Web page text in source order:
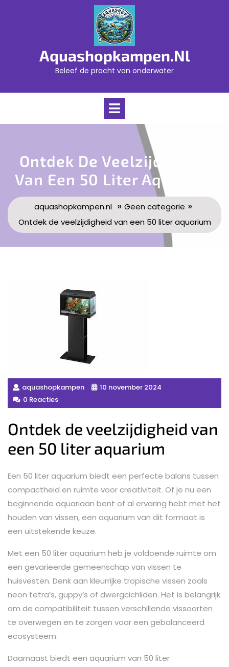
Aquashopkampen.nl
Beleef de pracht van onderwater
Open
Ontdek De Veelzijdigheid
Van Een 50 Liter Aquarium
aquashopkampen.nl » Geen categorie »
Ontdek de veelzijdigheid van een 50 liter aquarium
aquashopkampen
10 november 2024
0 Reacties
Ontdek de veelzijdigheid van
een 50 liter aquarium
Een 50 liter aquarium biedt een perfecte balans tussen
compactheid en ruimte voor creativiteit. Of je nu een
beginnende aquariaan bent of al ervaring hebt met het
houden van vissen, een aquarium van dit formaat is
een uitstekende keuze.
Met een 50 liter aquarium heb je voldoende ruimte om
een gevarieerde gemeenschap van vissen te
huisvesten. Denk aan kleurrijke tropische vissen zoals
neon tetra’s, guppy’s of dwergcichliden. Het is belangrijk
om de compatibiliteit tussen verschillende vissoorten
te overwegen en te zorgen voor een gebalanceerd
ecosysteem.
Daarnaast biedt een aquarium van 50 liter